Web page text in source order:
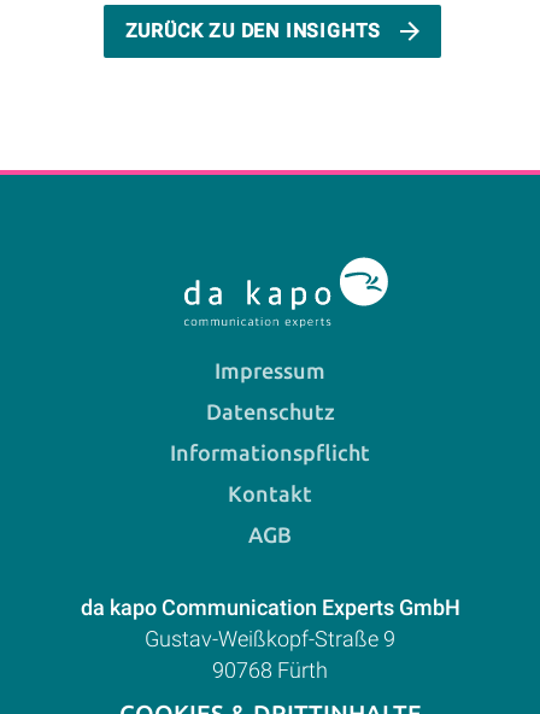
ZURÜCK ZU DEN INSIGHTS
Impressum
Datenschutz
Informationspflicht
Kontakt
AGB
da kapo Communication Experts GmbH
Gustav-Weißkopf-Straße 9
90768 Fürth
E-Mail:mail@da-kapo.de